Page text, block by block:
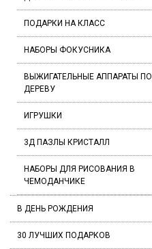
ПОДАРКИ НА КЛАСС
НАБОРЫ ФОКУСНИКА
ВЫЖИГАТЕЛЬНЫЕ АППАРАТЫ ПО
ДЕРЕВУ
ИГРУШКИ
3Д ПАЗЛЫ КРИСТАЛЛ
НАБОРЫ ДЛЯ РИСОВАНИЯ В
ЧЕМОДАНЧИКЕ
В ДЕНЬ РОЖДЕНИЯ
30 ЛУЧШИХ ПОДАРКОВ